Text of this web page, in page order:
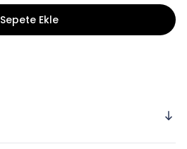
Sepete Ekle